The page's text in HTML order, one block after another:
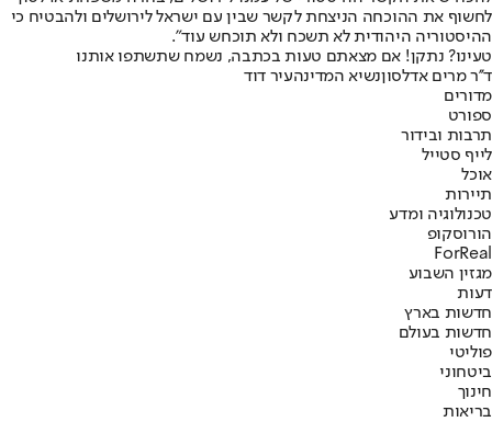
לחשוף את ההוכחה הניצחת לקשר שבין עם ישראל לירושלים ולהבטיח כי
ההיסטוריה היהודית לא תשכח ולא תוכחש עוד״.
טעינו? נתקן! אם מצאתם טעות בכתבה, נשמח שתשתפו אותנו
ד''ר מרים אדלסוןנשיא המדינהעיר דוד
מדורים
ספורט
תרבות ובידור
לייף סטייל
אוכל
תיירות
טכנולוגיה ומדע
הורוסקופ
ForReal
מגזין השבוע
דעות
חדשות בארץ
חדשות בעולם
פוליטי
ביטחוני
חינוך
בריאות